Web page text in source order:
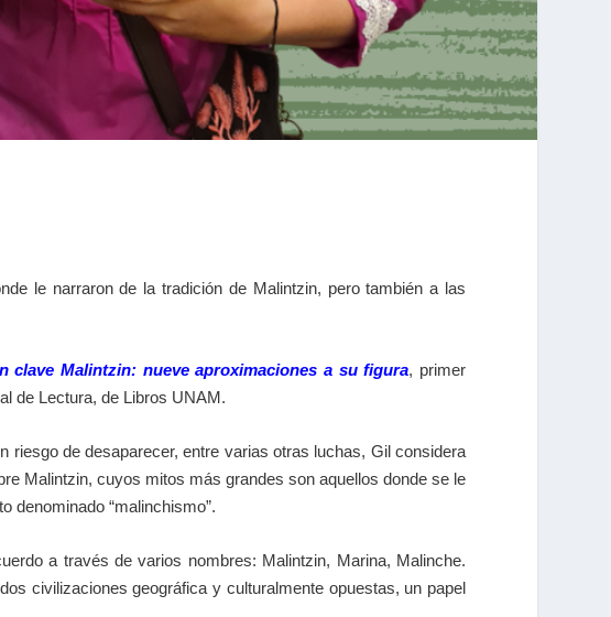
le narraron de la tradición de Malintzin, pero también a las
clave Malintzin: nueve aproximaciones a su figura, primer
de Lectura, de Libros UNAM.
riesgo de desaparecer, entre varias otras luchas, Gil considera
Malintzin, cuyos mitos más grandes son aquellos donde se le
denominado “malinchismo”.
a través de varios nombres: Malintzin, Marina, Malinche.
civilizaciones geográfica y culturalmente opuestas, un papel